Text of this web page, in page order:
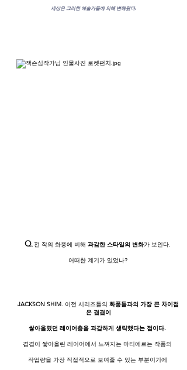
세상은 그러한 예술가들에 의해 변해왔다.
Q.전 작의 화풍에 비해 과감한 스타일의 변화가 보인다.
어떠한 계기가 있었나?
JACKSON SHIM. 이전 시리즈들의 화풍들과의 가장 큰 차이점
은 겹겹이
쌓아올렸던 레이어층을 과감하게 생략했다는 점이다.
겹겹이 쌓아올린 레이어에서 느껴지는 마티에르는 작품의
작업량을 가장 직접적으로 보여줄 수 있는 부분이기에